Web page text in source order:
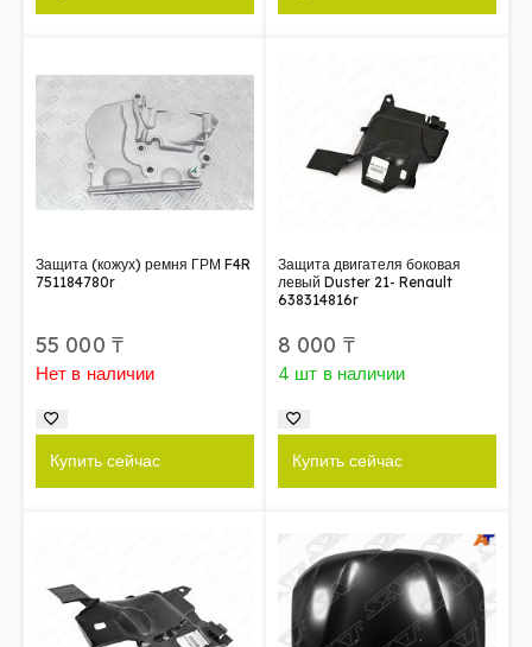
Защита (кожух) ремня ГРМ F4R
751184780r
55 000 ₸
Нет в наличии
Купить сейчас
Защита двигателя боковая
левый Duster 21- Renault
638314816r
8 000 ₸
4 шт в наличии
Купить сейчас